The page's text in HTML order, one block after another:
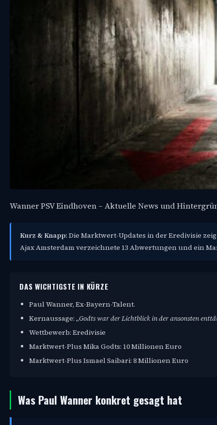
Wanner PSV Eindhoven – Aktuelle News und
Kurz & Knapp: Die Marktwert-Updates in der Eredivisie
Ajax Amsterdam verzeichnete 13 Abwertungen und ein
DAS WICHTIGSTE IN KÜRZE
Paul Wanner, Ex-Bayern-Talent.
Kernaussage: „Godts war der Lichtblick in der ansonsten
Wettbewerb: Eredivisie
Marktwert-Plus Mika Godts: 10 Millionen Euro
Marktwert-Plus Ismael Saibari: 8 Millionen Euro
Was Paul Wanner konkret gesagt hat